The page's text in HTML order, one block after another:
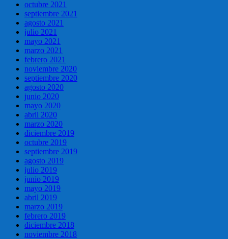
octubre 2021
septiembre 2021
agosto 2021
julio 2021
mayo 2021
marzo 2021
febrero 2021
noviembre 2020
septiembre 2020
agosto 2020
junio 2020
mayo 2020
abril 2020
marzo 2020
diciembre 2019
octubre 2019
septiembre 2019
agosto 2019
julio 2019
junio 2019
mayo 2019
abril 2019
marzo 2019
febrero 2019
diciembre 2018
noviembre 2018